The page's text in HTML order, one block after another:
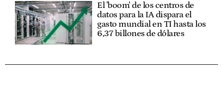
El 'boom' de los centros de
datos para la IA dispara el
gasto mundial en TI hasta los
6,37 billones de dólares